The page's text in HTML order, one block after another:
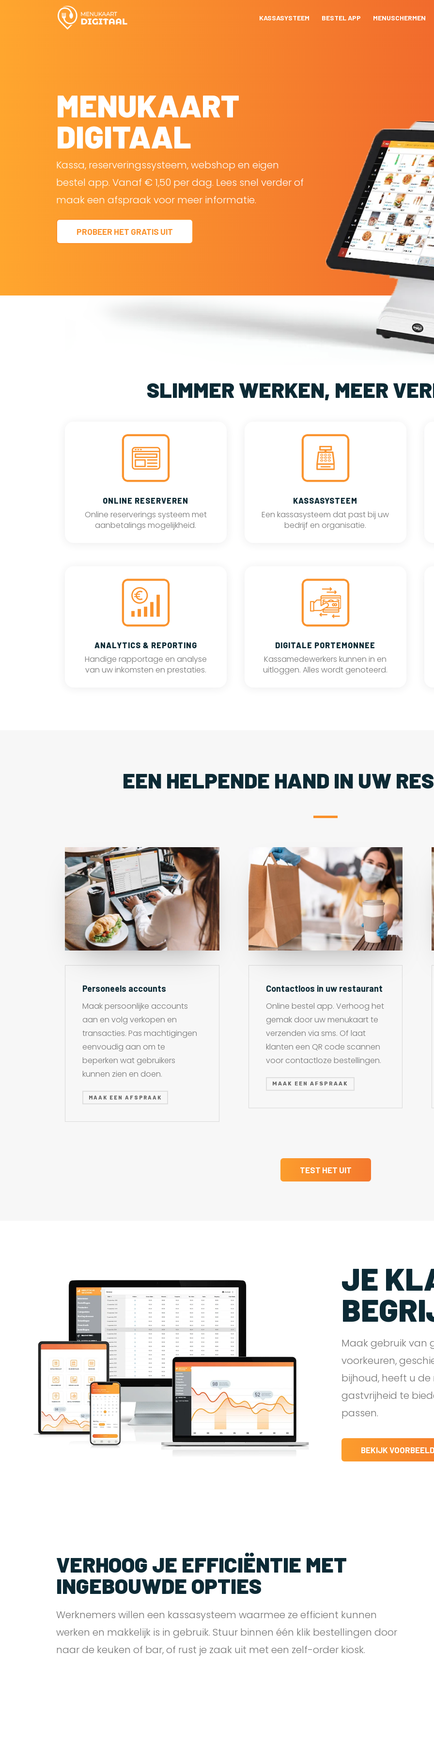
KASSASYSTEEM BESTEL APP MENUSCHERMEN
MENUKAART
DIGITAAL
Kassa, reserveringssysteem, webshop en eigen
bestel app. Vanaf € 1,50 per dag. Lees snel verder of
maak een afspraak voor meer informatie.
PROBEER HET GRATIS UIT
SLIMMER WERKEN, MEER
ONLINE RESERVEREN
Online reserverings systeem met
aanbetalings mogelijkheid.
KASSASYSTEEM
Een kassasysteem dat past bij uw
bedrijf en organisatie.
ANALYTICS & REPORTING
Handige rapportage en analyse
van uw inkomsten en prestaties.
DIGITALE PORTEMONNEE
Kassamedewerkers kunnen in en
uitloggen. Alles wordt genoteerd.
EEN HELPENDE HAND IN UW
Personeels accounts
Maak persoonlijke accounts
aan en volg verkopen en
transacties. Pas machtigingen
eenvoudig aan om te
beperken wat gebruikers
kunnen zien en doen.
MAAK EEN AFSPRAAK
Contactloos in uw restaurant
Online bestel app. Verhoog het
gemak door uw menukaart te
verzenden via sms. Of laat
klanten een QR code scannen
voor contactloze bestellingen.
MAAK EEN AFSPRAAK
TEST HET UIT
JE
Maak gebruik van
voorkeuren,
bijhoud, heeft u
gastvrijheid te
passen.
BEKIJK
VERHOOG JE EFFICIËNTIE MET
INGEBOUWDE OPTIES
Werknemers willen een kassasysteem waarmee ze efficient kunnen
werken en makkelijk is in gebruik. Stuur binnen één klik bestellingen door
naar de keuken of bar, of rust je zaak uit met een zelf-order kiosk.